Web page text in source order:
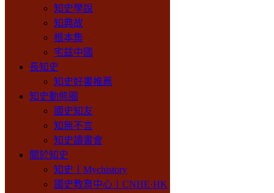
知史學說
知典故
根本集
宅兹中國
長知史
知史好書推薦
知史動態圈
國史知友
知無不言
知史讀書會
關於知史
知史丨Mychistory
國史教育中心丨CNHE·HK